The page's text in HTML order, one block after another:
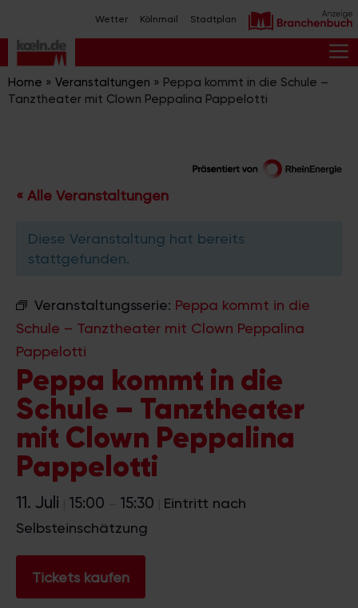
Inhalt
springen
Wetter Kölnmail Stadtplan
Home » Veranstaltungen » Peppa kommt in die Schule –
Tanztheater mit Clown Peppalina Pappelotti
« Alle Veranstaltungen
Diese Veranstaltung hat bereits
stattgefunden.
Veranstaltungsserie: Peppa kommt in die
Schule – Tanztheater mit Clown Peppalina
Pappelotti
Peppa kommt in die
Schule – Tanztheater
mit Clown Peppalina
Pappelotti
11. Juli 15:00 15:30
Eintritt nach
Selbsteinschätzung
Tickets kaufen